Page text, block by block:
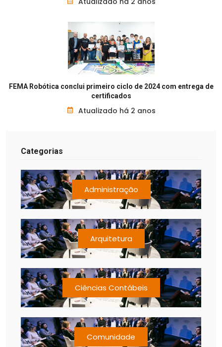
FEMA Robótica conclui primeiro ciclo de 2024 com entrega de
certificados
Atualizado há 2 anos
Categorias
Administração
Arquitetura
Ciências Contábeis
Comunidade